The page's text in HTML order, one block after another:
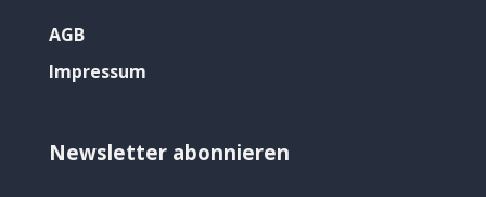
AGB
Impressum
Newsletter abonnieren